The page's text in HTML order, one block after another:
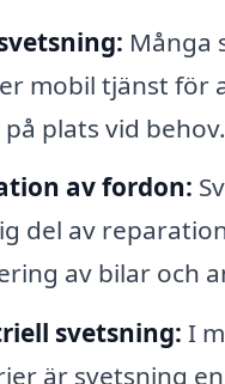
Många
mobil tjänst för
plats vid behov.
av fordon:
del av
av bilar och
svetsning: I
är svetsning en